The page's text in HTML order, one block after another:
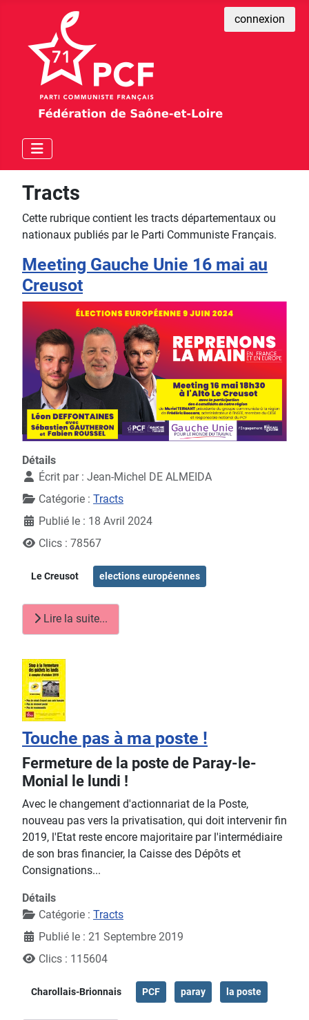
connexion
Tracts
Cette rubrique contient les tracts départementaux ou
nationaux publiés par le Parti Communiste Français.
Meeting Gauche Unie 16 mai au
Creusot
Détails
Écrit par : Jean-Michel DE ALMEIDA
Catégorie : Tracts
Publié le : 18 Avril 2024
Clics : 78567
Le Creusot elections européennes
Lire la suite...
Touche pas à ma poste !
Fermeture de la poste de Paray-le-
Monial le lundi !
Avec le changement d'actionnariat de la Poste,
nouveau pas vers la privatisation, qui doit intervenir fin
2019, l'Etat reste encore majoritaire par l'intermédiaire
de son bras financier, la Caisse des Dépôts et
Consignations...
Détails
Catégorie : Tracts
Publié le : 21 Septembre 2019
Clics : 115604
Charollais-Brionnais PCF paray la poste